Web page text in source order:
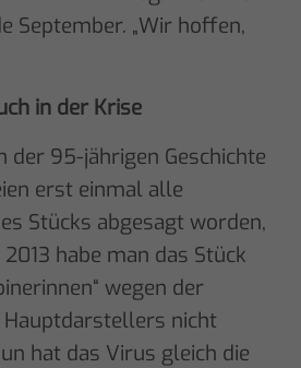
September. „Wir hoffen,
in der Krise
der 95-jährigen Geschichte
erst einmal alle
Stücks abgesagt worden,
habe man das Stück
wegen der
Hauptdarstellers nicht
hat das Virus gleich die